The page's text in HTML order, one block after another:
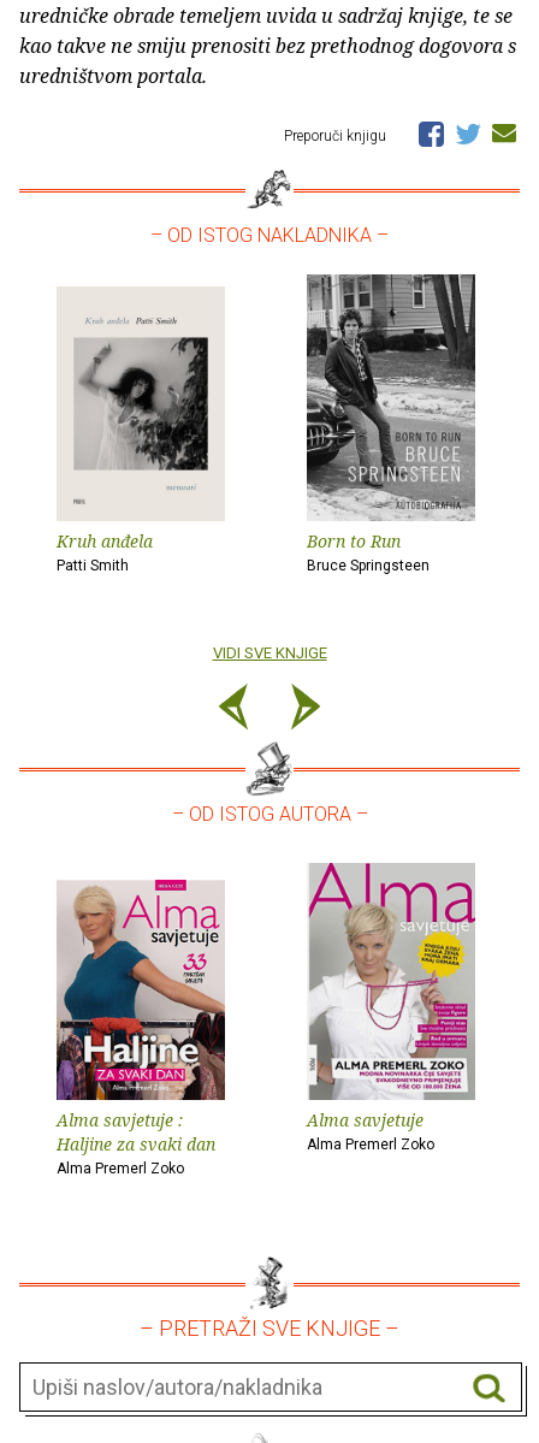
uredničke obrade temeljem uvida u sadržaj knjige, te se
kao takve ne smiju prenositi bez prethodnog dogovora s
uredništvom portala.
Preporuči knjigu
– OD ISTOG NAKLADNIKA –
Kruh anđela
Patti Smith
Born to Run
Bruce Springsteen
VIDI SVE KNJIGE
– OD ISTOG AUTORA –
Alma savjetuje :
Haljine za svaki dan
Alma Premerl Zoko
Alma savjetuje
Alma Premerl Zoko
– PRETRAŽI SVE KNJIGE –